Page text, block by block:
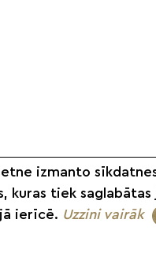
izmanto
kuras tiek saglabātas
ierīcē. Uzzini vairāk